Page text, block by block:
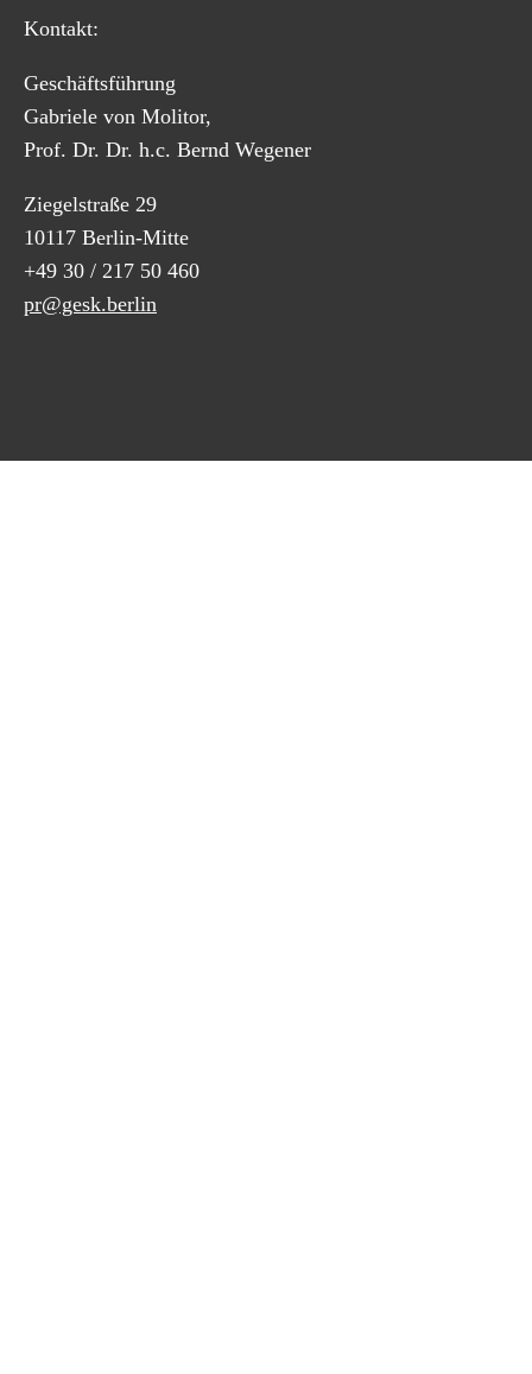
Kontakt:
Geschäftsführung
Gabriele von Molitor,
Prof. Dr. Dr. h.c. Bernd Wegener
Ziegelstraße 29
10117 Berlin-Mitte
+49 30 / 217 50 460
pr@gesk.berlin